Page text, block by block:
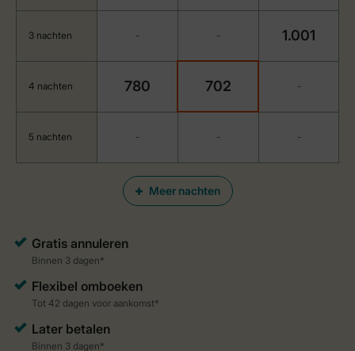
Meer nachten
3 nachten - - 1.001
4 nachten 780 702 -
5 nachten - - -